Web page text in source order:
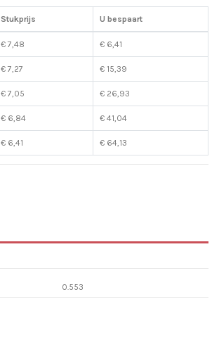
Stukprijs U bespaart
€ 7,48 € 6,41
€ 7,27 € 15,39
€ 7,05 € 26,93
€ 6,84 € 41,04
€ 6,41 € 64,13
0.553